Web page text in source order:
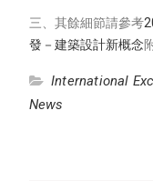
三、其餘細節請參考
發－建築設計新概念
International
News